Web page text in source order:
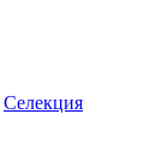
Селекция